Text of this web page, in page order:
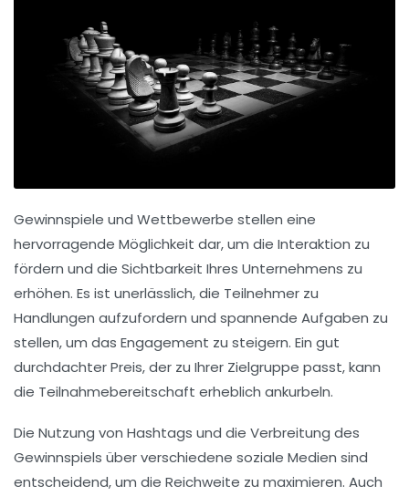
Gewinnspiele und Wettbewerbe stellen eine
hervorragende Möglichkeit dar, um die Interaktion zu
fördern und die Sichtbarkeit Ihres Unternehmens zu
erhöhen. Es ist unerlässlich, die Teilnehmer zu
Handlungen aufzufordern und spannende Aufgaben zu
stellen, um das Engagement zu steigern. Ein gut
durchdachter Preis, der zu Ihrer Zielgruppe passt, kann
die Teilnahmebereitschaft erheblich ankurbeln.
Die Nutzung von Hashtags und die Verbreitung des
Gewinnspiels über verschiedene soziale Medien sind
entscheidend, um die Reichweite zu maximieren. Auch